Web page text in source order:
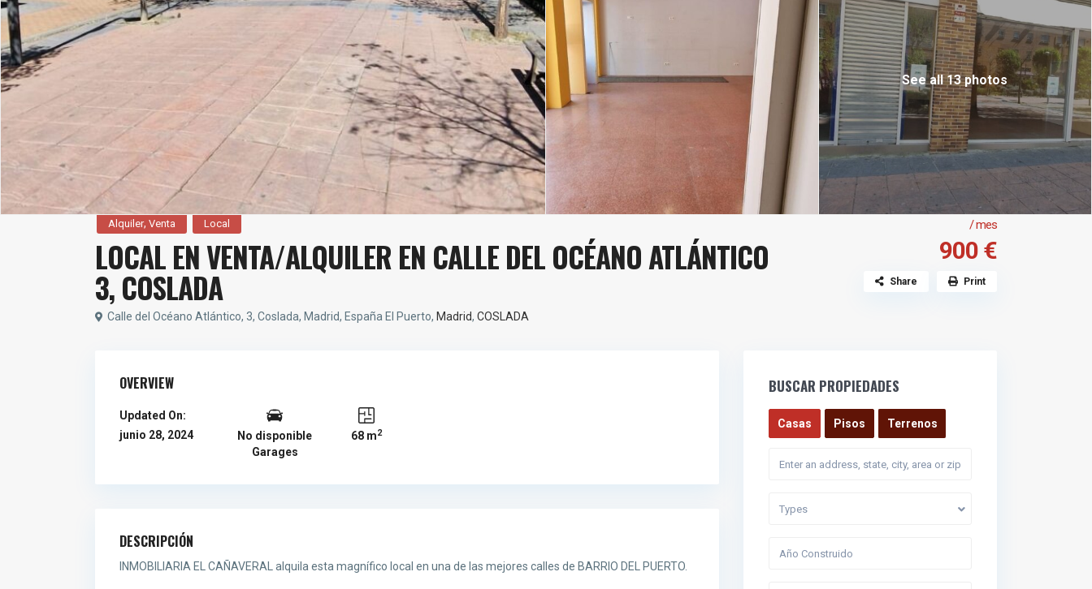
See all 13 photos
Alquiler, Venta Local
LOCAL EN VENTA/ALQUILER EN CALLE DEL OCÉANO ATLÁNTICO
3, COSLADA
/ mes
900 €
Calle del Océano Atlántico, 3, Coslada, Madrid, España El Puerto, Madrid, COSLADA
Share Print
OVERVIEW
Updated On:
junio 28, 2024
No disponible
Garages
68 m2
DESCRIPCIÓN
INMOBILIARIA EL CAÑAVERAL alquila esta magnífico local en una de las mejores calles de BARRIO DEL PUERTO.
BUSCAR PROPIEDADES
Casas Pisos Terrenos
Types